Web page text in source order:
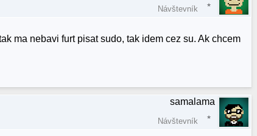
Návštevník
ma nebavi furt pisat sudo, tak idem cez su. Ak chcem
samalama
Návštevník